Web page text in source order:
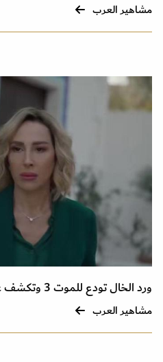
مشاهير العرب
ورد الخال تودع للموت 3 وتكشف عن بقية جملتها Bon Voyage
مشاهير العرب